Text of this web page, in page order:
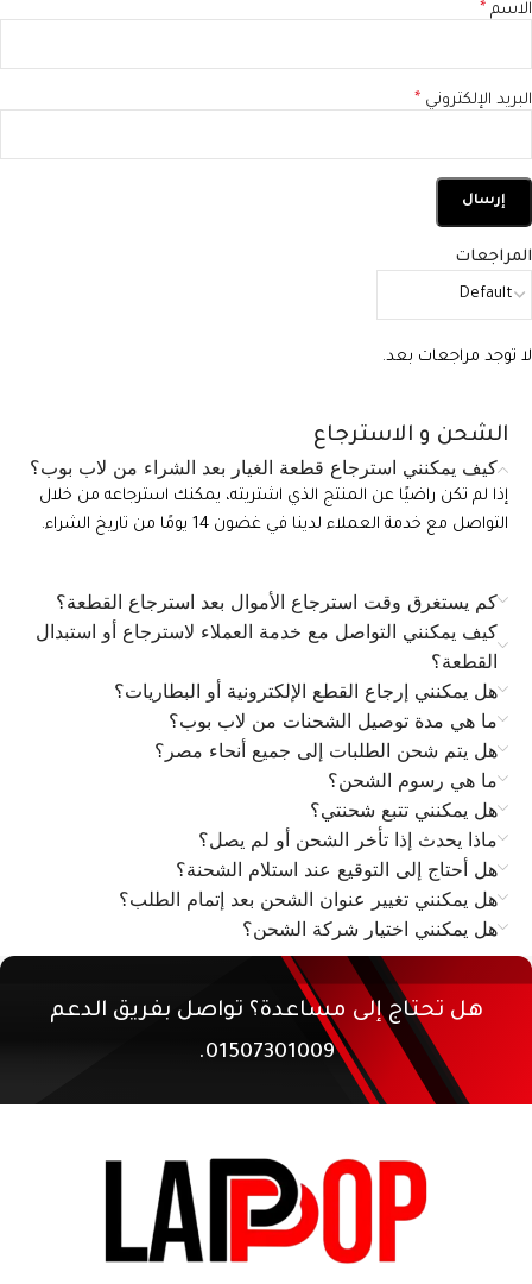
المراجعات
لا توجد مراجعات بعد.
الاسم *
البريد الإلكتروني *
الشحن و الاسترجاع
كيف يمكنني استرجاع قطعة الغيار بعد الشراء من لاب بوب؟
إذا لم تكن راضيًا عن المنتج الذي اشتريته، يمكنك استرجاعه من خلال
التواصل مع خدمة العملاء لدينا في غضون 14 يومًا من تاريخ الشراء.
كم يستغرق وقت استرجاع الأموال بعد استرجاع القطعة؟
كيف يمكنني التواصل مع خدمة العملاء لاسترجاع أو استبدال
القطعة؟
هل يمكنني إرجاع القطع الإلكترونية أو البطاريات؟
ما هي مدة توصيل الشحنات من لاب بوب؟
هل يتم شحن الطلبات إلى جميع أنحاء مصر؟
ما هي رسوم الشحن؟
هل يمكنني تتبع شحنتي؟
ماذا يحدث إذا تأخر الشحن أو لم يصل؟
هل أحتاج إلى التوقيع عند استلام الشحنة؟
هل يمكنني تغيير عنوان الشحن بعد إتمام الطلب؟
هل يمكنني اختيار شركة الشحن؟
هل تحتاج إلى مساعدة؟ تواصل بفريق الدعم
01507301009.